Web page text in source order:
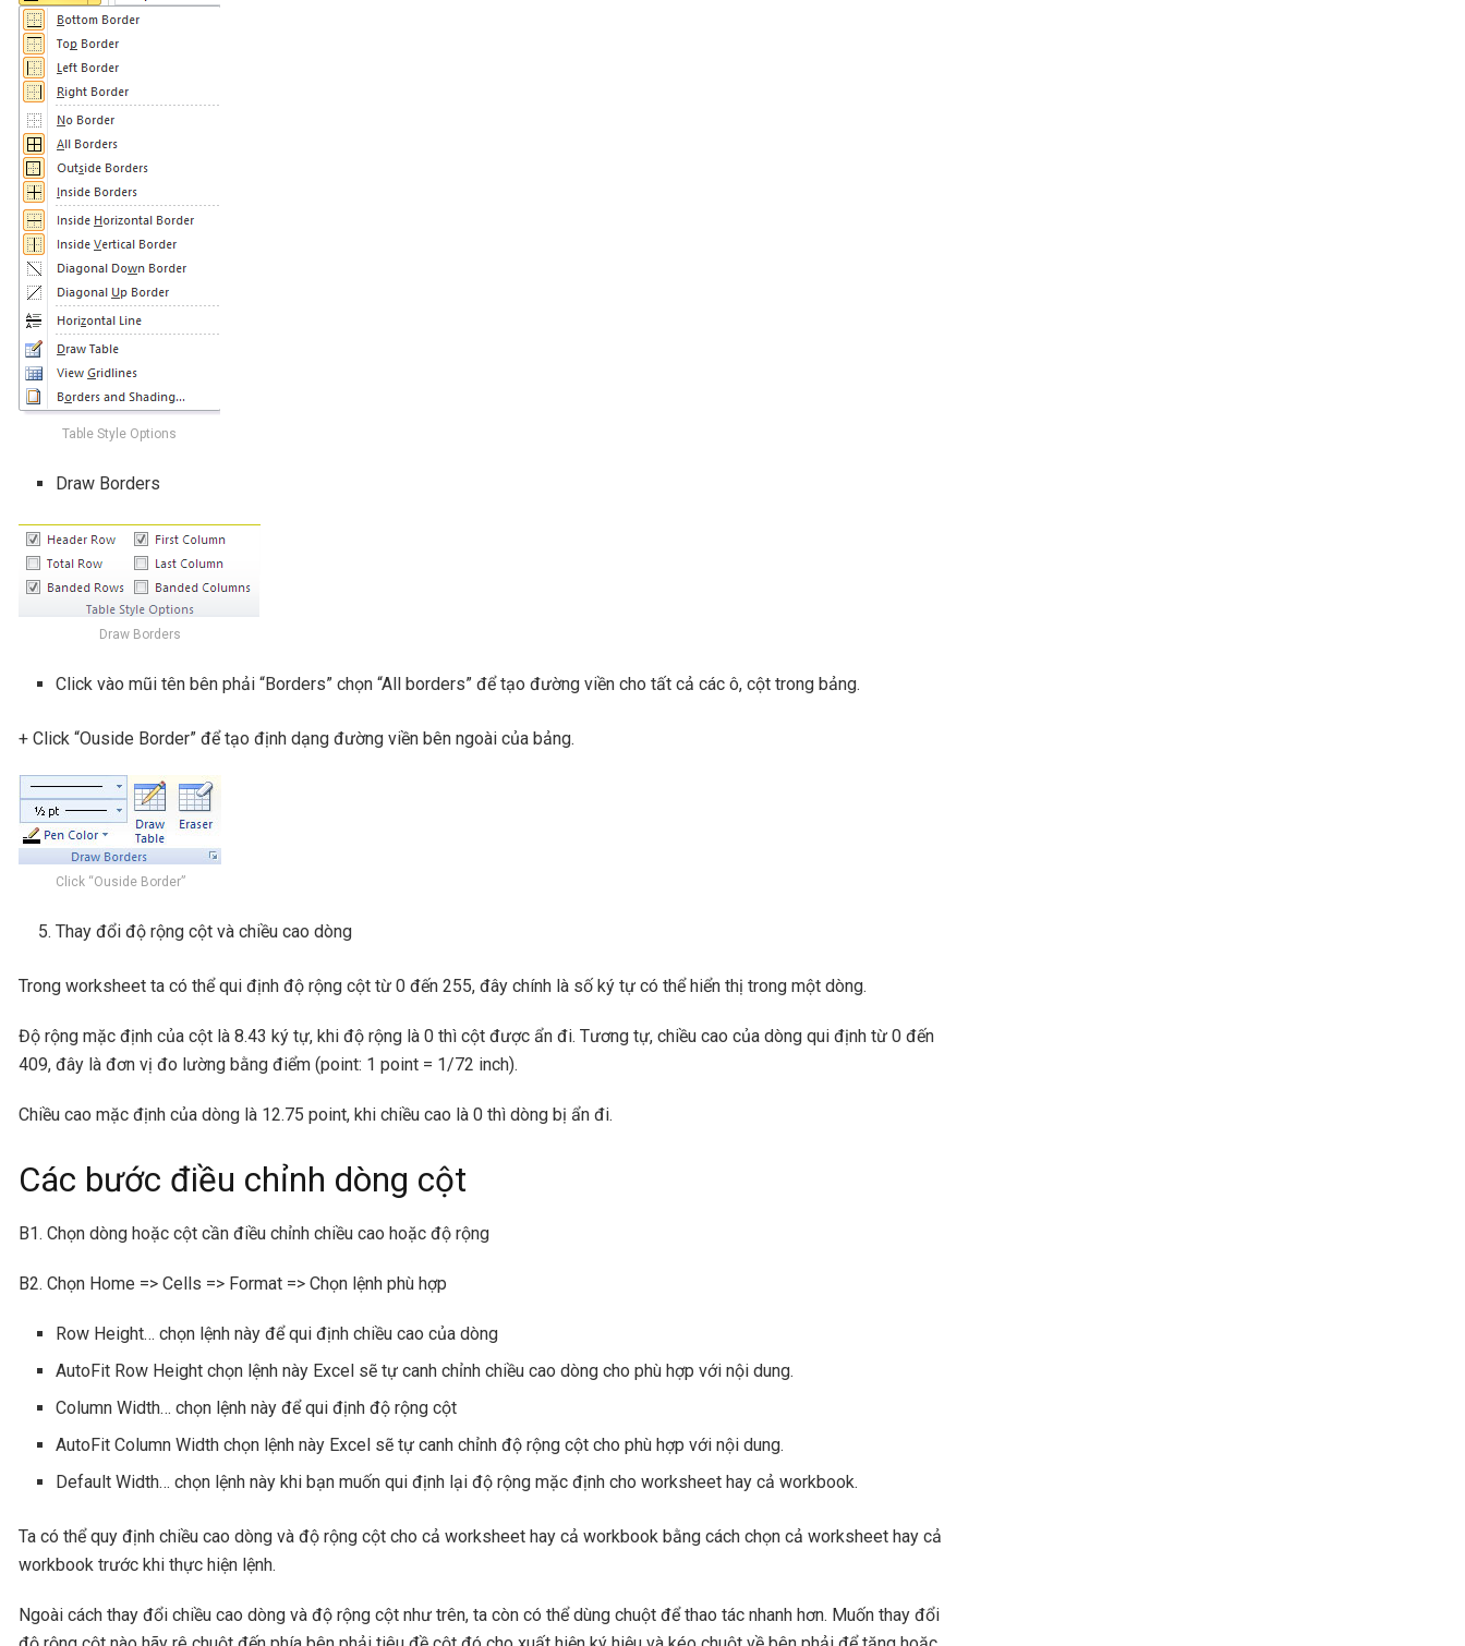
Table Style Options
Draw Borders
Draw Borders
Click vào mũi tên bên phải “Borders” chọn “All borders” để tạo đường viền cho tất cả các ô, cột trong bảng.
+ Click “Ouside Border” để tạo định dạng đường viền bên ngoài của bảng.
Click “Ouside Border”
Thay đổi độ rộng cột và chiều cao dòng
Trong worksheet ta có thể qui định độ rộng cột từ 0 đến 255, đây chính là số ký tự có thể hiển thị trong một dòng.
Độ rộng mặc định của cột là 8.43 ký tự, khi độ rộng là 0 thì cột được ẩn đi. Tương tự, chiều cao của dòng qui định từ 0 đến
409, đây là đơn vị đo lường bằng điểm (point: 1 point = 1/72 inch).
Chiều cao mặc định của dòng là 12.75 point, khi chiều cao là 0 thì dòng bị ẩn đi.
Các bước điều chỉnh dòng cột
B1. Chọn dòng hoặc cột cần điều chỉnh chiều cao hoặc độ rộng
B2. Chọn Home => Cells => Format => Chọn lệnh phù hợp
Row Height… chọn lệnh này để qui định chiều cao của dòng
AutoFit Row Height chọn lệnh này Excel sẽ tự canh chỉnh chiều cao dòng cho phù hợp với nội dung.
Column Width… chọn lệnh này để qui định độ rộng cột
AutoFit Column Width chọn lệnh này Excel sẽ tự canh chỉnh độ rộng cột cho phù hợp với nội dung.
Default Width… chọn lệnh này khi bạn muốn qui định lại độ rộng mặc định cho worksheet hay cả workbook.
Ta có thể quy định chiều cao dòng và độ rộng cột cho cả worksheet hay cả workbook bằng cách chọn cả worksheet hay cả
workbook trước khi thực hiện lệnh.
Ngoài cách thay đổi chiều cao dòng và độ rộng cột như trên, ta còn có thể dùng chuột để thao tác nhanh hơn. Muốn thay đổi